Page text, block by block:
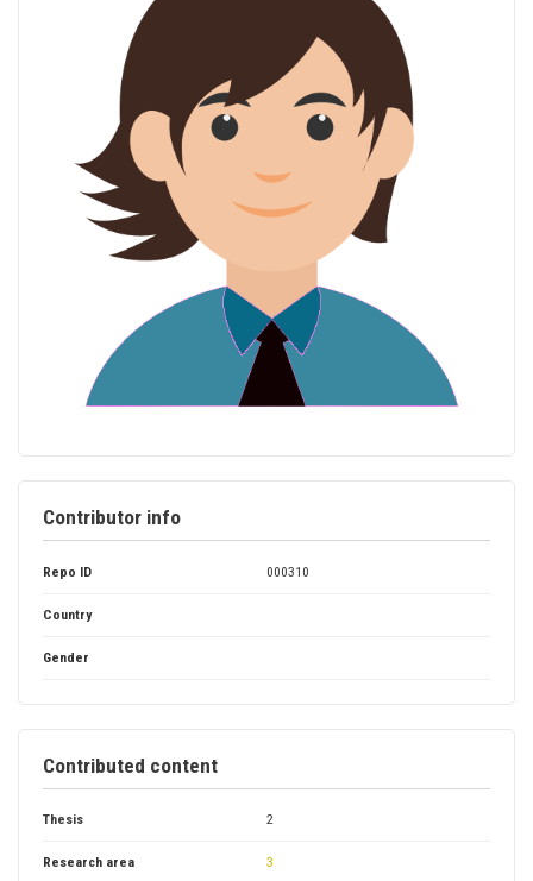
Contributor info
Repo ID 000310
Country
Gender
Contributed content
Thesis 2
Research area 3